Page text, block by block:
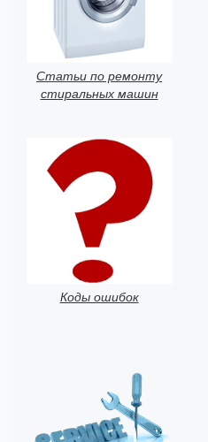
Статьи по ремонту
стиральных машин
Коды ошибок